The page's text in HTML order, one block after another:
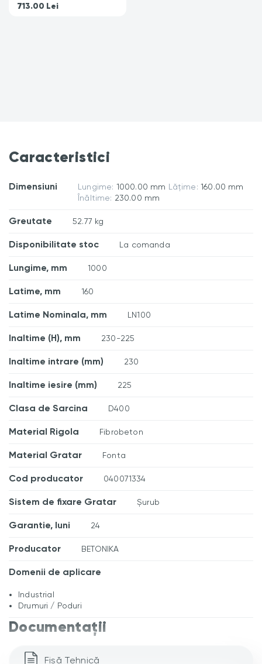
713.00 Lei
Caracteristici
Dimensiuni Lungime: 1000.00 mm Lățime: 160.00 mm
Înăltime: 230.00 mm
Greutate 52.77 kg
Disponibilitate stoc La comanda
Lungime, mm 1000
Latime, mm 160
Latime Nominala, mm LN100
Inaltime (H), mm 230-225
Inaltime intrare (mm) 230
Inaltime iesire (mm) 225
Clasa de Sarcina D400
Material Rigola Fibrobeton
Material Gratar Fonta
Cod producator 040071334
Sistem de fixare Gratar Șurub
Garantie, luni 24
Producator BETONIKA
Domenii de aplicare
Industrial
Drumuri / Poduri
Documentații
Fișă Tehnică